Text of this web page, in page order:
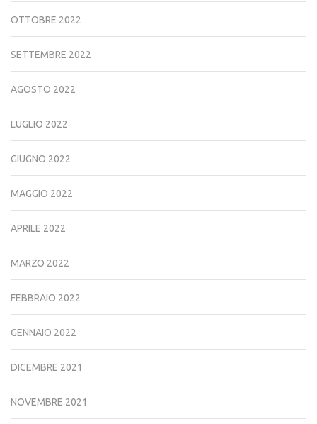
OTTOBRE 2022
SETTEMBRE 2022
AGOSTO 2022
LUGLIO 2022
GIUGNO 2022
MAGGIO 2022
APRILE 2022
MARZO 2022
FEBBRAIO 2022
GENNAIO 2022
DICEMBRE 2021
NOVEMBRE 2021